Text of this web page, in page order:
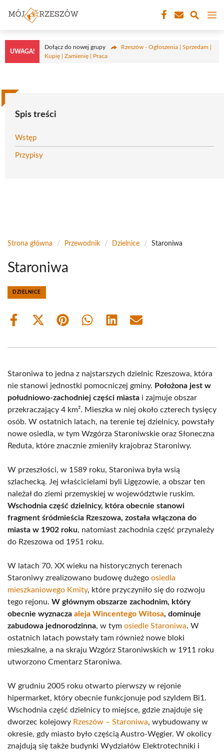
treści
UWAGA!
Dołącz do nowej grupy
Rzeszów - Ogłoszenia | Sprzedam |
Kupię | Zamienię | Praca
Spis treści
Wstęp
Przypisy
Strona główna / Przewodnik / Dzielnice / Staroniwa
Staroniwa
DZIELNICE
Share
Share
(Twitter)
Share Share Share Share
Staroniwa to jedna z najstarszych dzielnic Rzeszowa, która
nie stanowi jednostki pomocniczej gminy. Położona jest w
południowo-zachodniej części miasta i zajmuje obszar
przekraczający 4 km². Mieszka w niej około czterech tysięcy
osób. W ostatnich latach, na terenie tej dzielnicy, powstały
nowe osiedla, w tym Wzgórza Staroniwskie oraz Słoneczna
Reduta, które znacznie zmieniły krajobraz Staroniwy.
W przeszłości, w 1589 roku, Staroniwa była wsią
szlachecką. Jej właścicielami byli Ligęzowie, a obszar ten
należał do ziemi przemyskiej w województwie ruskim.
Wschodnia część dzielnicy, która obecnie stanowi
fragment śródmieścia Rzeszowa, została włączona do
miasta w 1902 roku, natomiast zachodnia część przynależy
do Rzeszowa od 1951 roku.
W latach 70. XX wieku na historycznych terenach
Staroniwy zrealizowano budowę dużego osiedla
mieszkaniowego Kmity, które przyczyniło się do rozwoju
tego rejonu. W głównym obszarze zachodnim, który
obecnie wyznacza aleja Wincentego Witosa, dominuje
zabudowa jednorodzinna, w tym osiedle Staroniwa. W
ostatnich latach powstały tam również nowe bloki
mieszkalne, a na skraju Wzgórz Staroniwskich w 1911 roku
utworzono Cmentarz Staroniwa.
W grudniu 2005 roku otwarto pierwszy w rejonie
hipermarket, który obecnie funkcjonuje pod szyldem Bi1.
Wschodnia część dzielnicy to miejsce, gdzie znajduje się
dworzec kolejowy Rzeszów – Staroniwa, wybudowany w
okresie, gdy miasto było częścią Austro-Węgier. W okolicy
znajdują się także budynki Wydziałów Elektrotechniki i